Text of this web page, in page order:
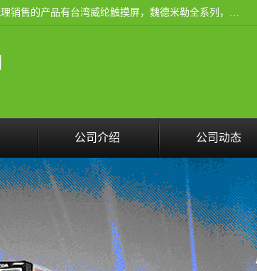
厦门晶鼎自动化科技有限公司是一家具有独立法人资格的高新技术企业；代理销售的产品有台湾威纶触摸屏，魏德米勒全系列，永宏触摸屏,威纶触摸屏,台湾威纶weinview触摸屏,台湾永宏PLC，FATEK,永宏伺服,图儿克总线，施耐德，欧姆龙，西门子，富士变频，K&N蓝系列， BUSSMANN，松下变频器，丹佛斯变频器等。
公司介绍 公司动态